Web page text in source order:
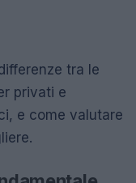
tra le
privati e
e come valutare